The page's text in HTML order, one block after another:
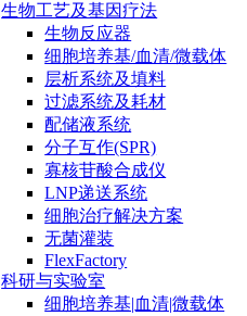
生物工艺及基因疗法
生物反应器
细胞培养基/血清/微载体
层析系统及填料
过滤系统及耗材
配储液系统
分子互作(SPR)
寡核苷酸合成仪
LNP递送系统
细胞治疗解决方案
无菌灌装
FlexFactory
科研与实验室
细胞培养基|血清|微载体